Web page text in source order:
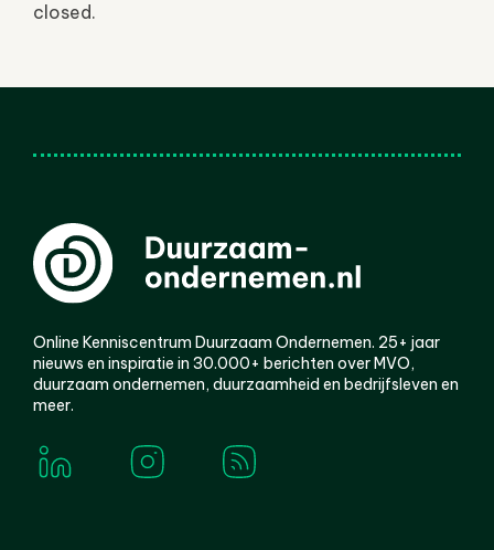
closed.
Online Kenniscentrum Duurzaam Ondernemen. 25+ jaar
nieuws en inspiratie in 30.000+ berichten over MVO,
duurzaam ondernemen, duurzaamheid en bedrijfsleven en
meer.